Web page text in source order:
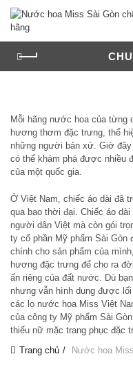
Mỗi hãng nước hoa của từng
hương thơm đặc trưng, thể
những người bản xứ. Giờ
có thể khám phá được nhiều
của một quốc gia.
Ở Việt Nam, chiếc áo dài đã
qua bao thời đại. Chiếc áo
người dân Việt mà còn gói
ty cổ phần Mỹ phẩm Sài Gòn
chính cho sản phẩm của
hương đặc trưng để cho ra
ấn riêng của đất nước. Dù
nhưng vẫn hình dung được
các lọ nước hoa Miss Việt
của công ty Mỹ phẩm Sài
thiếu nữ mặc trang phục đặc
Trang chủ
Nước hoa